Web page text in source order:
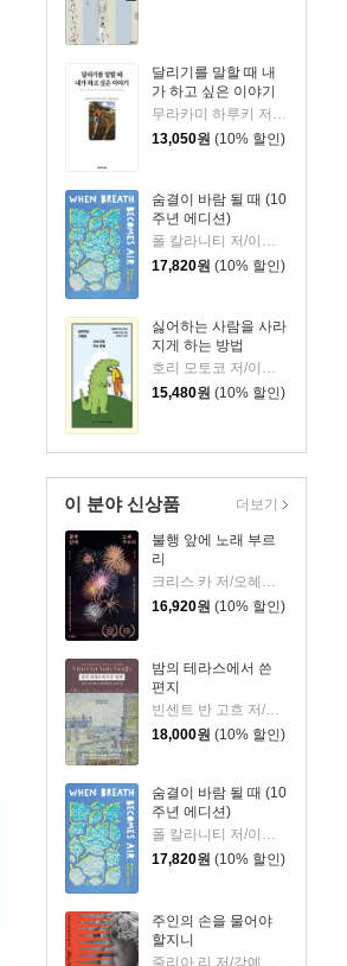
달리기를 말할 때 내
가 하고 싶은 이야기
무라카미 하루키 저/임홍빈 역
13,050원 (10% 할인)
숨결이 바람 될 때 (10
주년 에디션)
폴 칼라니티 저/이종인 역
17,820원 (10% 할인)
싫어하는 사람을 사라
지게 하는 방법
호리 모토코 저/이은혜 역
15,480원 (10% 할인)
이 분야 신상품
불행 앞에 노래 부르
리
크리스 카 저/오혜진 역
16,920원 (10% 할인)
밤의 테라스에서 쓴
편지
18,000원 (10% 할인)
숨결이 바람 될 때 (10
주년 에디션)
폴 칼라니티 저/이종인 역
17,820원 (10% 할인)
주인의 손을 물어야
할지니
더보기